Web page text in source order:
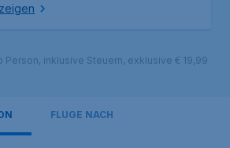
Person, inklusive Steuern, exklusive € 19,99
FLÜGE NACH